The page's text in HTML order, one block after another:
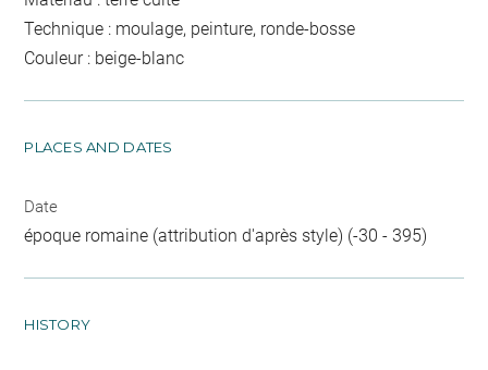
Technique : moulage, peinture, ronde-bosse
Couleur : beige-blanc
PLACES AND DATES
Date
époque romaine (attribution d'après style) (-30 - 395)
HISTORY